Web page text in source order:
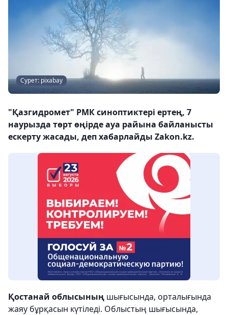
Сурет: pixabay
"Қазгидромет" РМК синоптиктері ертең, 7
наурызда төрт өңірде ауа райына байланысты
ескерту жасады, деп хабарлайды Zakon.kz.
Қостанай облысының шығысында, орталығында
жаяу бұрқасын күтіледі. Облыстың шығысында,